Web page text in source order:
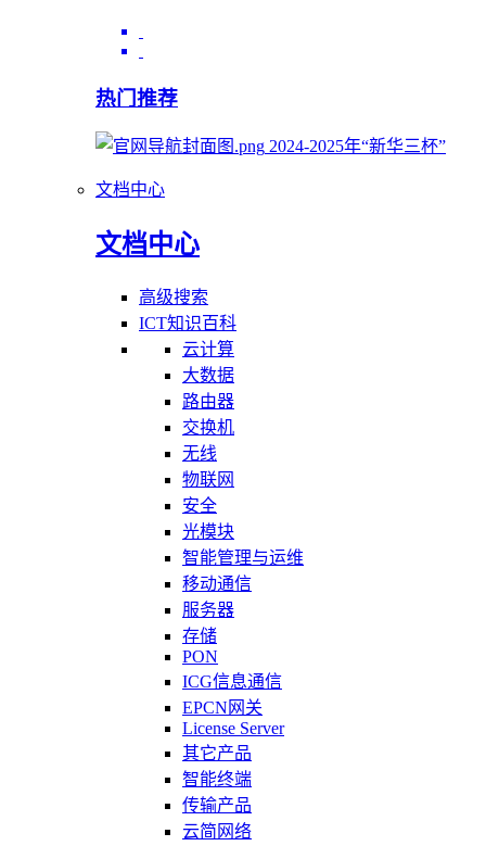
热门推荐
2024-2025年“新华三杯”
文档中心
文档中心
高级搜索
ICT知识百科
云计算
大数据
路由器
交换机
无线
物联网
安全
光模块
智能管理与运维
移动通信
服务器
存储
PON
ICG信息通信
EPCN网关
License Server
其它产品
智能终端
传输产品
云简网络